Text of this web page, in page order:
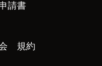
請書
会 規約